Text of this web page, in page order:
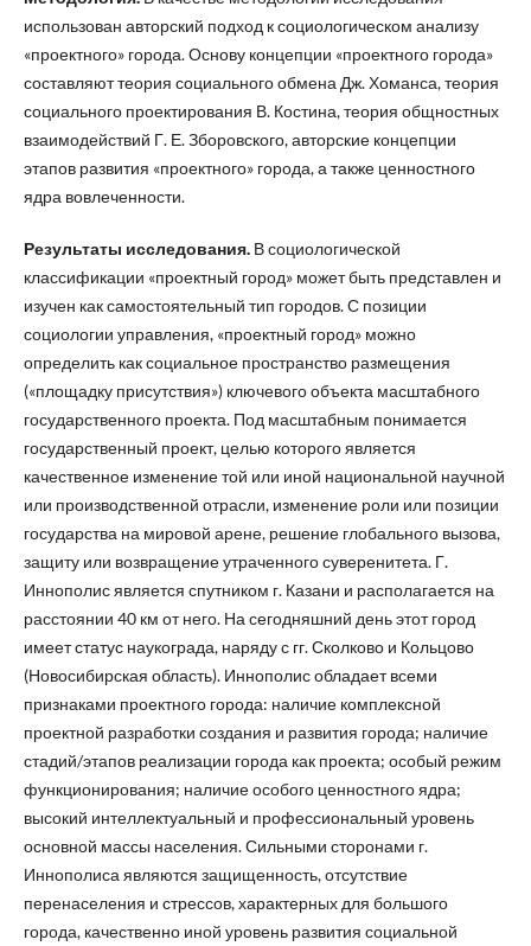
использован авторский подход к социологическом анализу
«проектного» города. Основу концепции «проектного города»
составляют теория социального обмена Дж. Хоманса, теория
социального проектирования В. Костина, теория общностных
взаимодействий Г. Е. Зборовского, авторские концепции
этапов развития «проектного» города, а также ценностного
ядра вовлеченности.
Результаты исследования. В социологической
классификации «проектный город» может быть представлен и
изучен как самостоятельный тип городов. С позиции
социологии управления, «проектный город» можно
определить как социальное пространство размещения
(«площадку присутствия») ключевого объекта масштабного
государственного проекта. Под масштабным понимается
государственный проект, целью которого является
качественное изменение той или иной национальной научной
или производственной отрасли, изменение роли или позиции
государства на мировой арене, решение глобального вызова,
защиту или возвращение утраченного суверенитета. Г.
Иннополис является спутником г. Казани и располагается на
расстоянии 40 км от него. На сегодняшний день этот город
имеет статус наукограда, наряду с гг. Сколково и Кольцово
(Новосибирская область). Иннополис обладает всеми
признаками проектного города: наличие комплексной
проектной разработки создания и развития города; наличие
стадий/этапов реализации города как проекта; особый режим
функционирования; наличие особого ценностного ядра;
высокий интеллектуальный и профессиональный уровень
основной массы населения. Сильными сторонами г.
Иннополиса являются защищенность, отсутствие
перенаселения и стрессов, характерных для большого
города, качественно иной уровень развития социальной